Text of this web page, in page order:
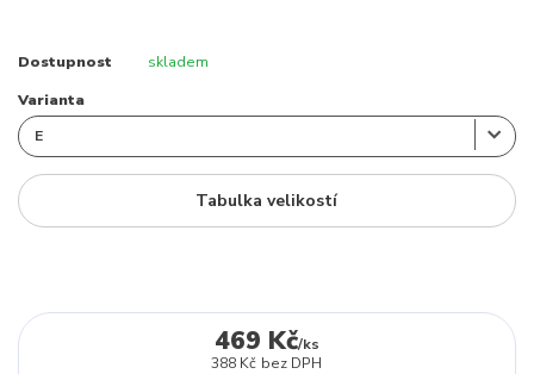
Dostupnost skladem
Varianta
Tabulka velikostí
469 Kč/ks
388 Kč bez DPH